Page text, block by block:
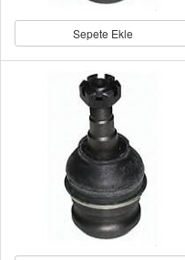
Sepete Ekle